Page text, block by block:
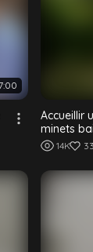
Accueillir
minets
14K 33